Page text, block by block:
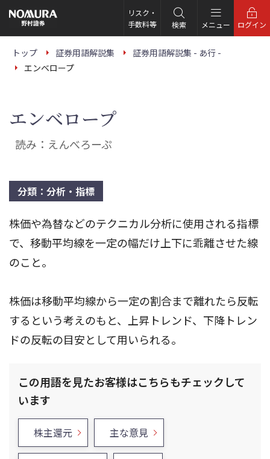
の
ー
リスク・
手数料等
検索 メニュー ログイン
トップ 証券用語解説集
証券用語解説集 - あ行 -
エンベロープ
エンベロープ
読み：えんべろーぷ
分類：分析・指標
株価や為替などのテクニカル分析に使用される指標
で、移動平均線を一定の幅だけ上下に乖離させた線
のこと。
株価は移動平均線から一定の割合まで離れたら反転
するという考えのもと、上昇トレンド、下降トレン
ドの反転の目安として用いられる。
この用語を見たお客様はこちらもチェックして
います
株主還元 主な意見